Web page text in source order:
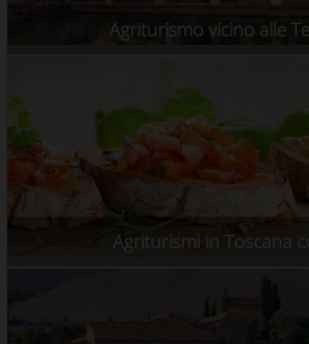
Agriturismo vicino alle
Agriturismi in Toscana